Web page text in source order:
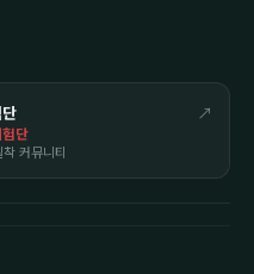
↗
단
커뮤니티